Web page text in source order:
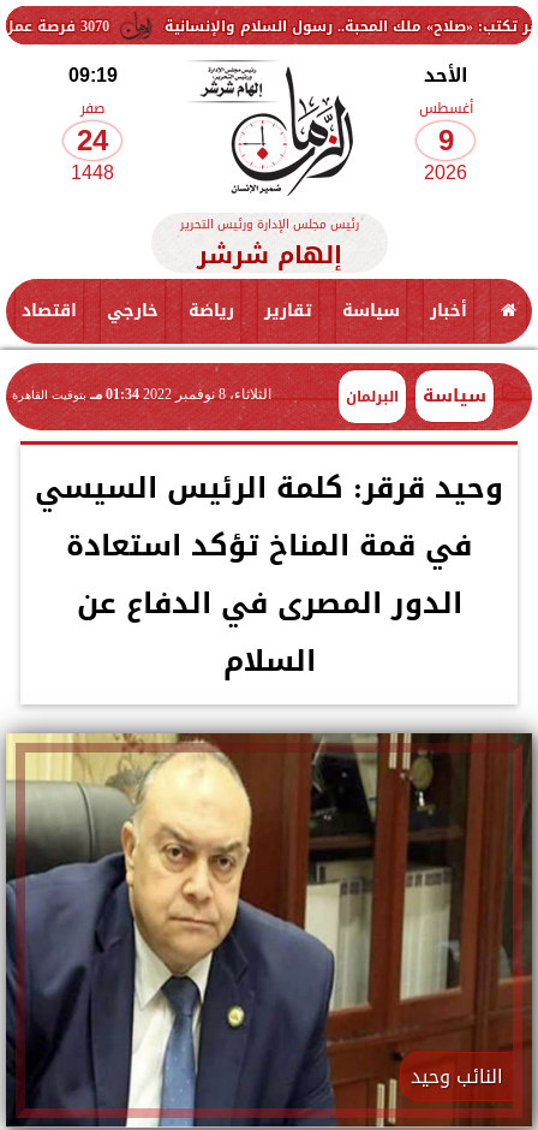
3070 فرصة عمل جديدة بالقطاع الخاص.. وظائف برواتب تصل إلى 9500 جنيه المحبة.. رسول السلام والإنسانية
الأحد
أغسطس
9
2026
09:19
صفر
24
1448
رئيس مجلس الإدارة ورئيس التحرير
إلهام شرشر
أخبار سياسة تقارير رياضة خارجي اقتصاد
سياسة البرلمان الثلاثاء، 8 نوفمبر 2022 01:34 مـ بتوقيت القاهرة
وحيد قرقر: كلمة الرئيس السيسي
في قمة المناخ تؤكد استعادة
الدور المصرى في الدفاع عن
السلام
النائب وحيد